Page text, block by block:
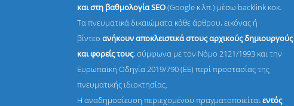
και στη βαθμολογία SEO(Google κ.λπ.) μέσω backlink κοκ.
Τα πνευματικά δικαιώματα κάθε άρθρου, εικόνας ή
βίντεοανήκουν αποκλειστικά στους αρχικούς δημιουργούς
και φορείς τους, σύμφωνα με τον Νόμο 2121/1993 και την
Ευρωπαϊκή Οδηγία 2019/790 (ΕΕ) περί προστασίας της
πνευματικής ιδιοκτησίας.
Η αναδημοσίευση περιεχομένου πραγματοποιείταιεντός